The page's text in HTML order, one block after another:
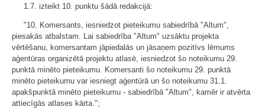
1.7. izteikt 10. punktu šādā redakcijā:
"10. Komersants, iesniedzot pieteikumu sabiedrībā "Altum",
piesakās atbalstam. Lai sabiedrība "Altum" uzsāktu projekta
vērtēšanu, komersantam jāpiedalās un jāsaņem pozitīvs lēmums
aģentūras organizētā projektu atlasē, iesniedzot šo noteikumu 29.
punktā minēto pieteikumu. Komersanti šo noteikumu 29. punktā
minēto pieteikumu var iesniegt aģentūrā un šo noteikumu 31.1.
apakšpunktā minēto pieteikumu - sabiedrībā "Altum", kamēr ir atvērta
attiecīgās atlases kārta.";